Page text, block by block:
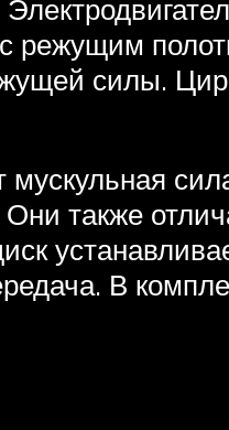
режущим
силы.
также
В